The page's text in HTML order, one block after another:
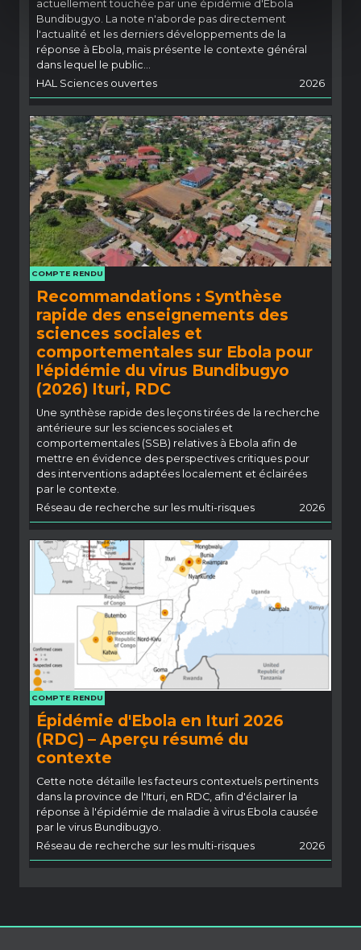
actuellement touchée par une épidémie d'Ebola
Bundibugyo. La note n'aborde pas directement
l'actualité et les derniers développements de la
réponse à Ebola, mais présente le contexte général
dans lequel le public...
HAL Sciences ouvertes
2026
COMPTE RENDU
Recommandations : Synthèse
rapide des enseignements des
sciences sociales et
comportementales sur Ebola pour
l'épidémie du virus Bundibugyo
(2026) Ituri, RDC
Une synthèse rapide des leçons tirées de la recherche
antérieure sur les sciences sociales et
comportementales (SSB) relatives à Ebola afin de
mettre en évidence des perspectives critiques pour
des interventions adaptées localement et éclairées
par le contexte.
Réseau de recherche sur les multi-risques
2026
COMPTE RENDU
Épidémie d'Ebola en Ituri 2026
(RDC) – Aperçu résumé du
contexte
Cette note détaille les facteurs contextuels pertinents
dans la province de l'Ituri, en RDC, afin d'éclairer la
réponse à l'épidémie de maladie à virus Ebola causée
par le virus Bundibugyo.
Réseau de recherche sur les multi-risques
2026